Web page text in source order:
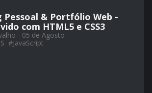
Pessoal & Portfólio Web -
com HTML5 e CSS3
- 05 de Agosto
#JavaScript